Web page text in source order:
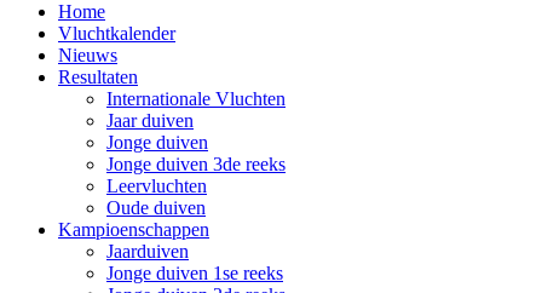
Home
Vluchtkalender
Nieuws
Resultaten
Internationale Vluchten
Jaar duiven
Jonge duiven
Jonge duiven 3de reeks
Leervluchten
Oude duiven
Kampioenschappen
Jaarduiven
Jonge duiven 1se reeks